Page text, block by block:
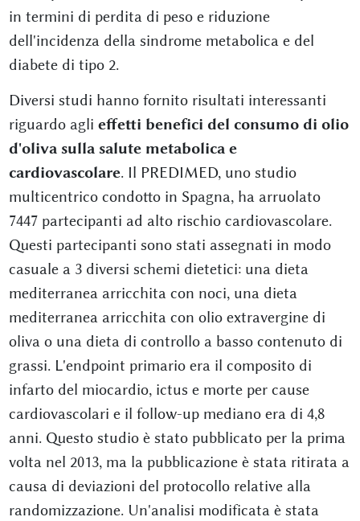
in termini di perdita di peso e riduzione
dell'incidenza della sindrome metabolica e del
diabete di tipo 2.
Diversi studi hanno fornito risultati interessanti
riguardo agli effetti benefici del consumo di olio
d'oliva sulla salute metabolica e
cardiovascolare. Il PREDIMED, uno studio
multicentrico condotto in Spagna, ha arruolato
7447 partecipanti ad alto rischio cardiovascolare.
Questi partecipanti sono stati assegnati in modo
casuale a 3 diversi schemi dietetici: una dieta
mediterranea arricchita con noci, una dieta
mediterranea arricchita con olio extravergine di
oliva o una dieta di controllo a basso contenuto di
grassi. L'endpoint primario era il composito di
infarto del miocardio, ictus e morte per cause
cardiovascolari e il follow-up mediano era di 4,8
anni. Questo studio è stato pubblicato per la prima
volta nel 2013, ma la pubblicazione è stata ritirata a
causa di deviazioni del protocollo relative alla
randomizzazione. Un'analisi modificata è stata